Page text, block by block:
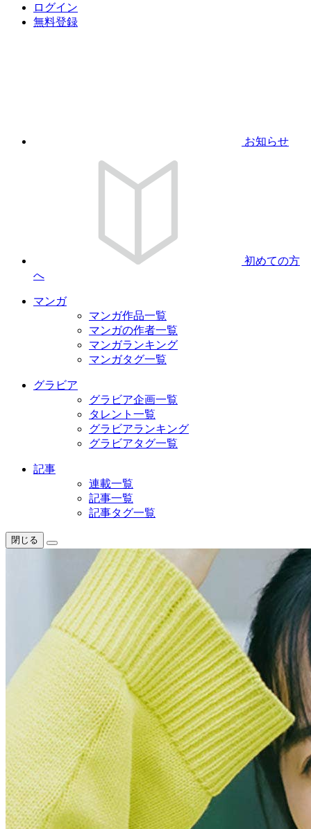
ログイン
無料登録
お知らせ
初めての方
へ
マンガ
マンガ作品一覧
マンガの作者一覧
マンガランキング
マンガタグ一覧
グラビア
グラビア企画一覧
タレント一覧
グラビアランキング
グラビアタグ一覧
記事
連載一覧
記事一覧
記事タグ一覧
閉じる